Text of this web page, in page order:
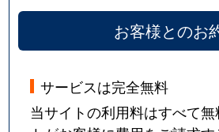
お客様とのお
サービスは完全無料
当サイトの利用料はすべて